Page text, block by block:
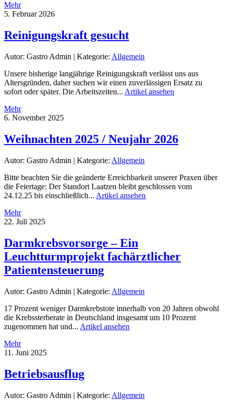
Mehr
5. Februar 2026
Reinigungskraft gesucht
Autor: Gastro Admin | Kategorie: Allgemein
Unsere bisherige langjährige Reinigungskraft verlässt uns aus
Altersgründen, daher suchen wir einen zuverlässigen Ersatz zu
sofort oder später. Die Arbeitszeiten... Artikel ansehen
Mehr
6. November 2025
Weihnachten 2025 / Neujahr 2026
Autor: Gastro Admin | Kategorie: Allgemein
Bitte beachten Sie die geänderte Erreichbarkeit unserer Praxen über
die Feiertage: Der Standort Laatzen bleibt geschlossen vom
24.12.25 bis einschließlich... Artikel ansehen
Mehr
22. Juli 2025
Darmkrebsvorsorge – Ein
Leuchtturmprojekt fachärztlicher
Patientensteuerung
Autor: Gastro Admin | Kategorie: Allgemein
17 Prozent weniger Darmkrebstote innerhalb von 20 Jahren obwohl
die Krebssterberate in Deutschland insgesamt um 10 Prozent
zugenommen hat und... Artikel ansehen
Mehr
11. Juni 2025
Betriebsausflug
Autor: Gastro Admin | Kategorie: Allgemein